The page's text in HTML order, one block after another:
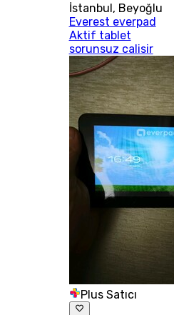
İstanbul, Beyoğlu
Everest everpad
Aktif tablet
sorunsuz calisir
Plus Satıcı